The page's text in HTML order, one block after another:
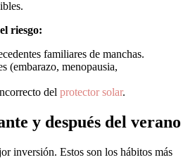
riesgo:
familiares de manchas.
(embarazo, menopausia,
del protector solar.
y después del verano
inversión. Estos son los hábitos más